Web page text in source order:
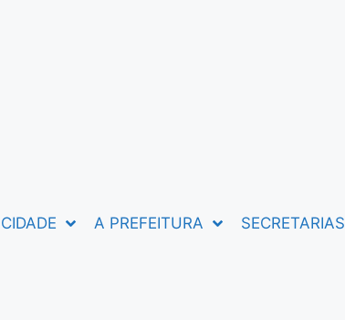
A PREFEITURA SECRETARIAS